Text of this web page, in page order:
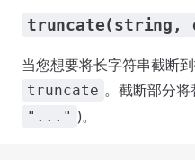
truncate(string,
当您想要将长字符串截断
truncate 。截断部分
"..." )。